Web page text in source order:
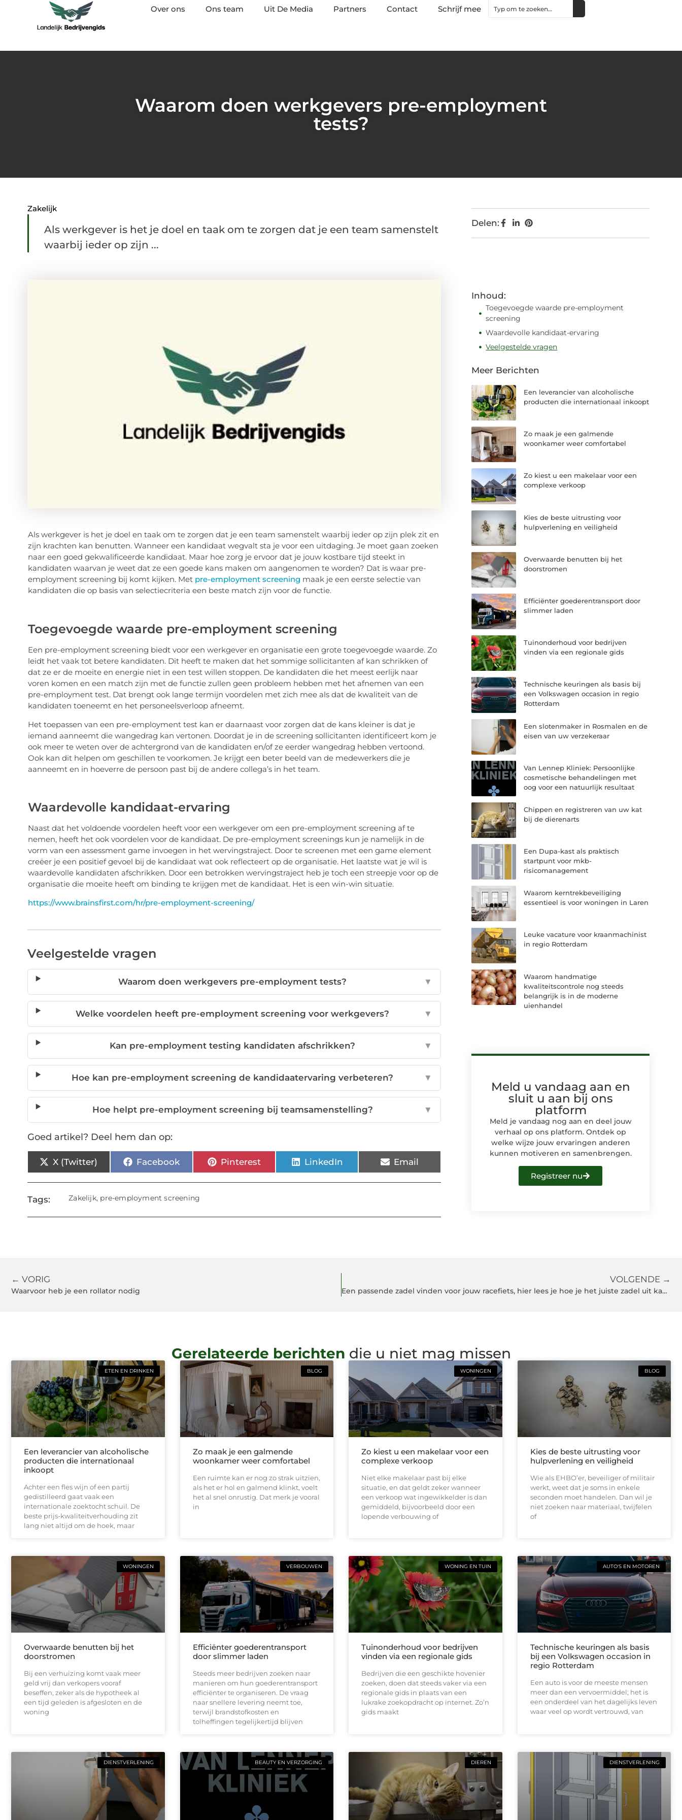
Over ons Ons team Uit De Media Partners Contact Schrijf mee
Waarom doen werkgevers pre-employment
tests?
Zakelijk
Als werkgever is het je doel en taak om te zorgen dat je een team samenstelt
waarbij ieder op zijn ...
Als werkgever is het je doel en taak om te zorgen dat je een team samenstelt waarbij ieder op zijn plek zit en
zijn krachten kan benutten. Wanneer een kandidaat wegvalt sta je voor een uitdaging. Je moet gaan zoeken
naar een goed gekwalificeerde kandidaat. Maar hoe zorg je ervoor dat je jouw kostbare tijd steekt in
kandidaten waarvan je weet dat ze een goede kans maken om aangenomen te worden? Dat is waar pre-
employment screening bij komt kijken. Met pre-employment screening maak je een eerste selectie van
kandidaten die op basis van selectiecriteria een beste match zijn voor de functie.
Toegevoegde waarde pre-employment screening
Een pre-employment screening biedt voor een werkgever en organisatie een grote toegevoegde waarde. Zo
leidt het vaak tot betere kandidaten. Dit heeft te maken dat het sommige sollicitanten af kan schrikken of
dat ze er de moeite en energie niet in een test willen stoppen. De kandidaten die het meest eerlijk naar
voren komen en een match zijn met de functie zullen geen probleem hebben met het afnemen van een
pre-employment test. Dat brengt ook lange termijn voordelen met zich mee als dat de kwaliteit van de
kandidaten toeneemt en het personeelsverloop afneemt.
Het toepassen van een pre-employment test kan er daarnaast voor zorgen dat de kans kleiner is dat je
iemand aanneemt die wangedrag kan vertonen. Doordat je in de screening sollicitanten identificeert kom je
ook meer te weten over de achtergrond van de kandidaten en/of ze eerder wangedrag hebben vertoond.
Ook kan dit helpen om geschillen te voorkomen. Je krijgt een beter beeld van de medewerkers die je
aanneemt en in hoeverre de persoon past bij de andere collega’s in het team.
Waardevolle kandidaat-ervaring
Naast dat het voldoende voordelen heeft voor een werkgever om een pre-employment screening af te
nemen, heeft het ook voordelen voor de kandidaat. De pre-employment screenings kun je namelijk in de
vorm van een assessment game invoegen in het wervingstraject. Door te screenen met een game element
creëer je een positief gevoel bij de kandidaat wat ook reflecteert op de organisatie. Het laatste wat je wil is
waardevolle kandidaten afschrikken. Door een betrokken wervingstraject heb je toch een streepje voor op de
organisatie die moeite heeft om binding te krijgen met de kandidaat. Het is een win-win situatie.
https://www.brainsfirst.com/hr/pre-employment-screening/
Veelgestelde vragen
Waarom doen werkgevers pre-employment tests? ▼
Welke voordelen heeft pre-employment screening voor werkgevers? ▼
Kan pre-employment testing kandidaten afschrikken? ▼
Hoe kan pre-employment screening de kandidaatervaring verbeteren? ▼
Hoe helpt pre-employment screening bij teamsamenstelling? ▼
Goed artikel? Deel hem dan op:
X (Twitter) Facebook Pinterest LinkedIn Email
Tags: Zakelijk, pre-employment screening
Delen:
Inhoud:
Toegevoegde waarde pre-employment
screening
Waardevolle kandidaat-ervaring
Veelgestelde vragen
Meer Berichten
Een leverancier van alcoholische
producten die internationaal inkoopt
Zo maak je een galmende
woonkamer weer comfortabel
Zo kiest u een makelaar voor een
complexe verkoop
Kies de beste uitrusting voor
hulpverlening en veiligheid
Overwaarde benutten bij het
doorstromen
Efficiënter goederentransport door
slimmer laden
Tuinonderhoud voor bedrijven
vinden via een regionale gids
Technische keuringen als basis bij
een Volkswagen occasion in regio
Rotterdam
Een slotenmaker in Rosmalen en de
eisen van uw verzekeraar
Van Lennep Kliniek: Persoonlijke
cosmetische behandelingen met
oog voor een natuurlijk resultaat
Chippen en registreren van uw kat
bij de dierenarts
Een Dupa-kast als praktisch
startpunt voor mkb-
risicomanagement
Waarom kerntrekbeveiliging
essentieel is voor woningen in Laren
Leuke vacature voor kraanmachinist
in regio Rotterdam
Waarom handmatige
kwaliteitscontrole nog steeds
belangrijk is in de moderne
uienhandel
Meld u vandaag aan en
sluit u aan bij ons
platform
Meld je vandaag nog aan en deel jouw
verhaal op ons platform. Ontdek op
welke wijze jouw ervaringen anderen
kunnen motiveren en samenbrengen.
Registreer nu
← VORIG
Waarvoor heb je een rollator nodig
VOLGENDE →
Een passende zadel vinden voor jouw racefiets, hier lees je hoe je het juiste zadel uit kan kiezen.
Gerelateerde berichten die u niet mag missen
ETEN EN DRINKEN
Een leverancier van alcoholische
producten die internationaal
inkoopt
Achter een fles wijn of een partij
gedistilleerd gaat vaak een
internationale zoektocht schuil. De
beste prijs-kwaliteitverhouding zit
lang niet altijd om de hoek, maar
BLOG
Zo maak je een galmende
woonkamer weer comfortabel
Een ruimte kan er nog zo strak uitzien,
als het er hol en galmend klinkt, voelt
het al snel onrustig. Dat merk je vooral
in
WONINGEN
Zo kiest u een makelaar voor een
complexe verkoop
Niet elke makelaar past bij elke
situatie, en dat geldt zeker wanneer
een verkoop wat ingewikkelder is dan
gemiddeld, bijvoorbeeld door een
lopende verbouwing of
BLOG
Kies de beste uitrusting voor
hulpverlening en veiligheid
Wie als EHBO’er, beveiliger of militair
werkt, weet dat je soms in enkele
seconden moet handelen. Dan wil je
niet zoeken naar materiaal, twijfelen
of
WONINGEN
Overwaarde benutten bij het
doorstromen
Bij een verhuizing komt vaak meer
geld vrij dan verkopers vooraf
beseffen, zeker als de hypotheek al
een tijd geleden is afgesloten en de
woning
VERBOUWEN
Efficiënter goederentransport
door slimmer laden
Steeds meer bedrijven zoeken naar
manieren om hun goederentransport
efficiënter te organiseren. De vraag
naar snellere levering neemt toe,
terwijl brandstofkosten en
tolheffingen tegelijkertijd blijven
WONING EN TUIN
Tuinonderhoud voor bedrijven
vinden via een regionale gids
Bedrijven die een geschikte hovenier
zoeken, doen dat steeds vaker via een
regionale gids in plaats van een
lukrake zoekopdracht op internet. Zo’n
gids maakt
AUTO'S EN MOTOREN
Technische keuringen als basis
bij een Volkswagen occasion in
regio Rotterdam
Een auto is voor de meeste mensen
meer dan een vervoermiddel; het is
een onderdeel van het dagelijks leven
waar veel op wordt vertrouwd, van
DIENSTVERLENING BEAUTY EN VERZORGING DIEREN DIENSTVERLENING